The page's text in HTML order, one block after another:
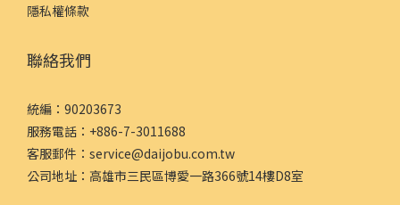
隱私權條款
聯絡我們
統編：90203673
服務電話：+886-7-3011688
客服郵件：service@daijobu.com.tw
公司地址：高雄市三民區博愛一路366號14樓D8室